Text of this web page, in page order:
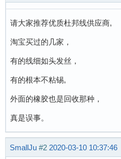
请大家推荐优质杜邦线供应商,
淘宝买过的几家，
有的线细如头发丝，
有的根本不粘锡,
外面的橡胶也是回收那种，
真是误事。
SmallJu #2 2020-03-10 10:37:46